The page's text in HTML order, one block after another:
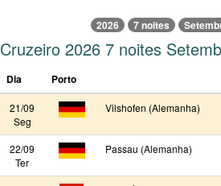
2026 7 noites
Cruzeiro 2026 7 noites
Dia Porto
21/09
Seg
Vilshofen (Alemanha)
22/09
Ter
Passau (Alemanha)